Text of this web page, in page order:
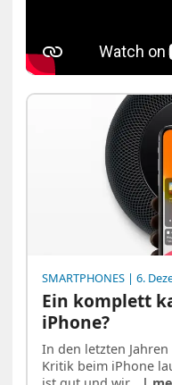
SMARTPHONES | 6.
Ein komplett
iPhone?
In den letzten
Kritik beim iPhone